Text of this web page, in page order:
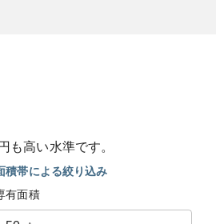
も高い水準です。
積帯による絞り込み
有面積